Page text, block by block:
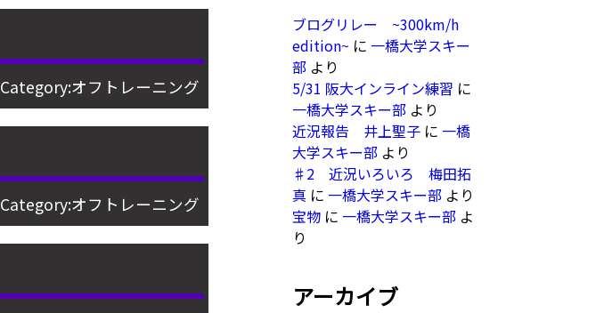
Category:オフトレーニング
Category:オフトレーニング
ブログリレー ~300km/h
edition~ に 一橋大学スキー
部より
5/31 阪大インライン練習 に
一橋大学スキー部より
近況報告 井上聖子に 一橋
大学スキー部より
♯2 近況いろいろ 梅田拓
真に 一橋大学スキー部より
宝物に 一橋大学スキー部よ
り
アーカイブ